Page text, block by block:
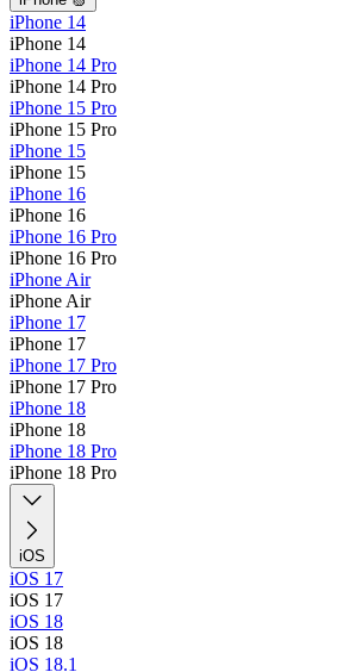
iPhone 14
iPhone 14
iPhone 14 Pro
iPhone 14 Pro
iPhone 15 Pro
iPhone 15 Pro
iPhone 15
iPhone 15
iPhone 16
iPhone 16
iPhone 16 Pro
iPhone 16 Pro
iPhone Air
iPhone Air
iPhone 17
iPhone 17
iPhone 17 Pro
iPhone 17 Pro
iPhone 18
iPhone 18
iPhone 18 Pro
iPhone 18 Pro
iOS
iOS 17
iOS 17
iOS 18
iOS 18
iOS 18.1